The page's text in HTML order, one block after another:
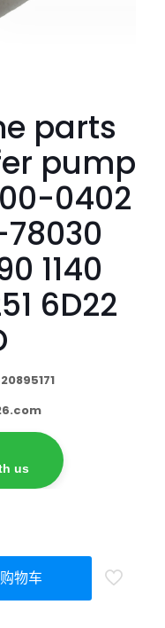
parts
pump
0402
78030
1140
6D22
us
物车